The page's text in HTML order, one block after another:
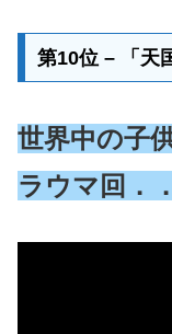
第10位 – 「天
世界中の子
ラウマ回．